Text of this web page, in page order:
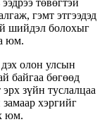
гэмт этгээдэд
шийдэл болохыг
юм.
олон улсын
байгаа бөгөөд
зүйн туслалцаа
хэргийг
юм.